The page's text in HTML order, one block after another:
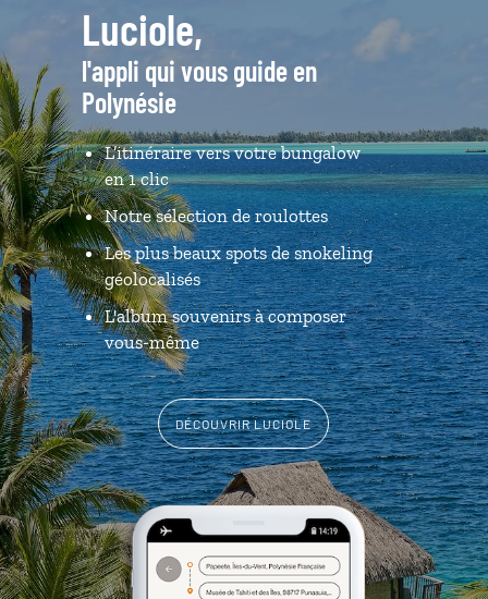
Luciole,
l'appli qui vous guide en
Polynésie
L’itinéraire vers votre bungalow
en 1 clic
Notre sélection de roulottes
Les plus beaux spots de snokeling
géolocalisés
L'album souvenirs à composer
vous-même
DÉCOUVRIR LUCIOLE